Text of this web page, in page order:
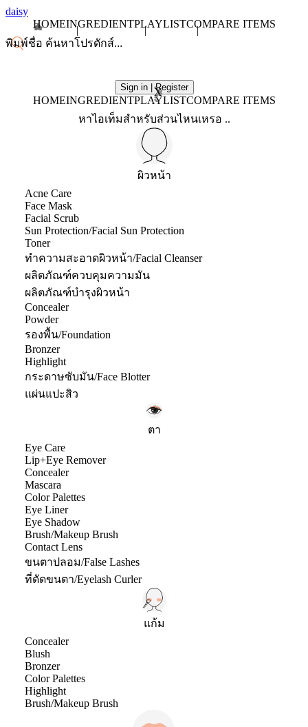
daisy
HOMEINGREDIENTPLAYLISTCOMPARE ITEMS
Sign in | Register
X
HOMEINGREDIENTPLAYLISTCOMPARE ITEMS
หาไอเท็มสำหรับส่วนไหนเหรอ ..
ผิวหน้า
Acne Care
Face Mask
Facial Scrub
Sun Protection/Facial Sun Protection
Toner
ทำความสะอาดผิวหน้า/Facial Cleanser
ผลิตภัณฑ์ควบคุมความมัน
ผลิตภัณฑ์บำรุงผิวหน้า
Concealer
Powder
รองพื้น/Foundation
Bronzer
Highlight
กระดาษซับมัน/Face Blotter
แผ่นแปะสิว
ตา
Eye Care
Lip+Eye Remover
Concealer
Mascara
Color Palettes
Eye Liner
Eye Shadow
Brush/Makeup Brush
Contact Lens
ขนตาปลอม/False Lashes
ที่ดัดขนตา/Eyelash Curler
แก้ม
Concealer
Blush
Bronzer
Color Palettes
Highlight
Brush/Makeup Brush